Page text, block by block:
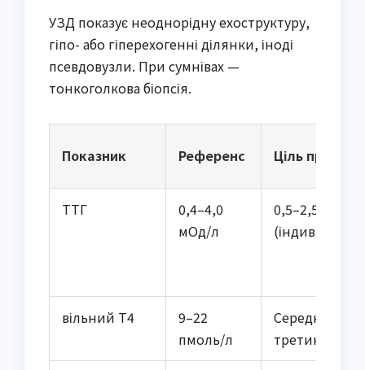
УЗД показує неоднорідну ехоструктуру,
гіпо- або гіперехогенні ділянки, іноді
псевдовузли. При сумнівах —
тонкоголкова біопсія.
Показник Референс Ціль при АІТ
ТТГ
0,4–4,0
мОд/л
0,5–2,5 мОд/л
вільний Т4
9–22
пмоль/л
Середня
третина